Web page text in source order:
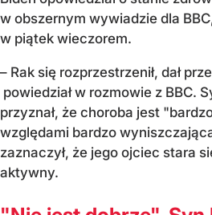
w obszernym wywiadzie dla
w piątek wieczorem.
– Rak się rozprzestrzenił, dał
powiedział w rozmowie z BBC.
przyznał, że choroba jest
względami bardzo
zaznaczył, że jego ojciec stara
aktywny.